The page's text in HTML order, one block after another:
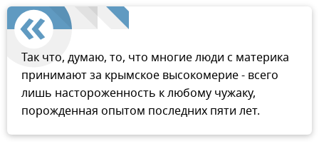
Так что, думаю, то, что многие люди с материка
принимают за крымское высокомерие - всего
лишь настороженность к любому чужаку,
порожденная опытом последних пяти лет.